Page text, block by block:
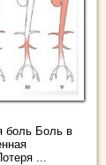
боль Боль в
...